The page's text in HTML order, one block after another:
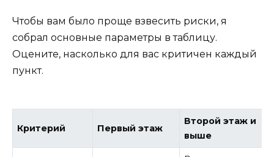
Чтобы вам было проще взвесить риски, я
собрал основные параметры в таблицу.
Оцените, насколько для вас критичен каждый
пункт.
Критерий Первый этаж
Второй этаж и
выше